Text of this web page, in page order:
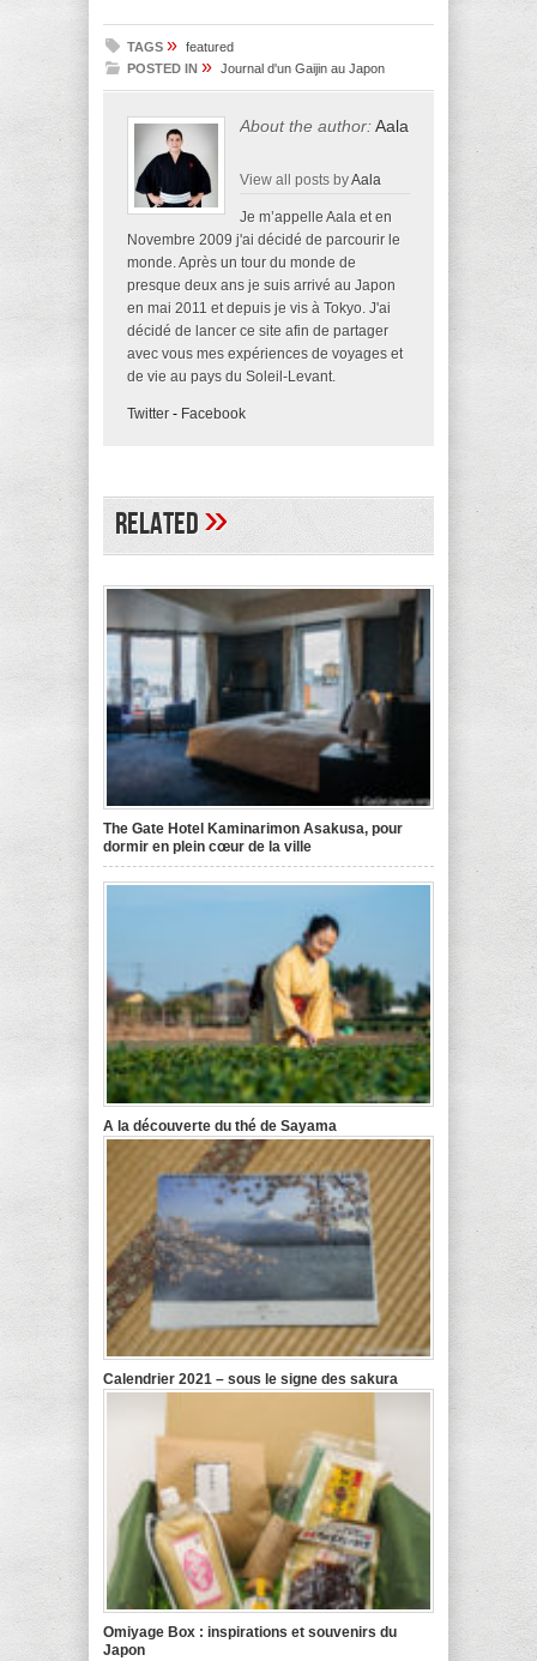
TAGS » featured
POSTED IN » Journal d'un Gaijin au Japon
About the author:Aala
View all posts byAala
Je m’appelle Aala et en
Novembre 2009 j'ai décidé de parcourir le
monde. Après un tour du monde de
presque deux ans je suis arrivé au Japon
en mai 2011 et depuis je vis à Tokyo. J'ai
décidé de lancer ce site afin de partager
avec vous mes expériences de voyages et
de vie au pays du Soleil-Levant.
Twitter - Facebook
Related»
The Gate Hotel Kaminarimon Asakusa, pour
dormir en plein cœur de la ville
A la découverte du thé de Sayama
Calendrier 2021 – sous le signe des sakura
Omiyage Box : inspirations et souvenirs du
Japon